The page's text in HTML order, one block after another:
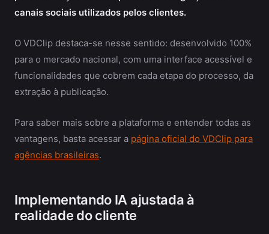
canais sociais utilizados pelos clientes.
O VDClip destaca-se nesse sentido: desenvolvido 100%
para o mercado nacional, com uma interface acessível e
funcionalidades que cobrem cada etapa do processo, da
extração à publicação.
Para saber mais sobre a plataforma e entender todas as
vantagens, basta acessar a página oficial do VDClip para
agências brasileiras.
Implementando IA ajustada à
realidade do cliente